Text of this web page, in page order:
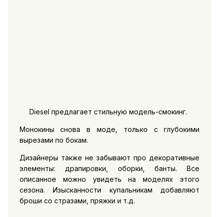
Diesel предлагает стильную модель-смокинг.
Монокины снова в моде, только с глубокими
вырезами по бокам.
Дизайнеры также не забывают про декоративные
элементы: драпировки, оборки, банты. Все
описанное можно увидеть на моделях этого
сезона. Изысканности купальникам добавляют
броши со стразами, пряжки и т.д.